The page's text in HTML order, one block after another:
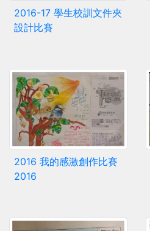
2016-17 學生校訓文件夾
設計比賽
2016 我的感激創作比賽
2016